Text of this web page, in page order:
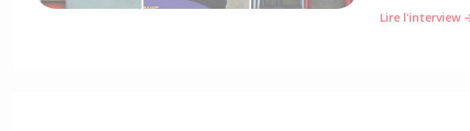
Lire l'interview